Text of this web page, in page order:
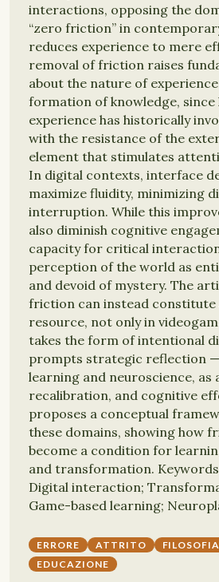
interactions, opposing the
“zero friction” in
reduces experience to mere
removal of friction raises
about the nature of
formation of knowledge, since
experience has historically
with the resistance of the
element that stimulates
In digital contexts, interface
maximize fluidity, minimizing
interruption. While this
also diminish cognitive
capacity for critical
perception of the world as
and devoid of mystery. The
friction can instead constitute
resource, not only in
takes the form of intentional
prompts strategic reflection
learning and neuroscience, as
recalibration, and cognitive
proposes a conceptual
these domains, showing how
become a condition for
and transformation.
Digital interaction;
Game-based learning;
ERRORE ATTRITO FILOSOFIA
EDUCAZIONE